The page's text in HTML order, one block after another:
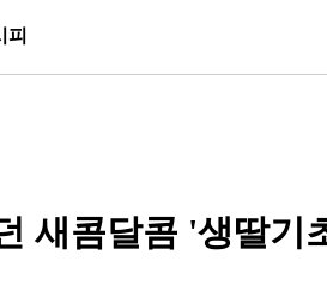
피
새콤달콤 '생딸기